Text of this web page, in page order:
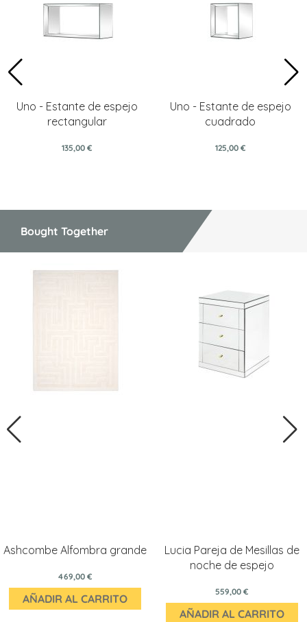
Uno - Estante de espejo
rectangular
135,00 €
Uno - Estante de espejo
cuadrado
125,00 €
Bought Together
Ashcombe Alfombra grande
469,00 €
AÑADIR AL CARRITO
Lucia Pareja de Mesillas de
noche de espejo
559,00 €
AÑADIR AL CARRITO